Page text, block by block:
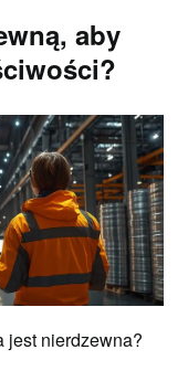
aby
jest nierdzewna?